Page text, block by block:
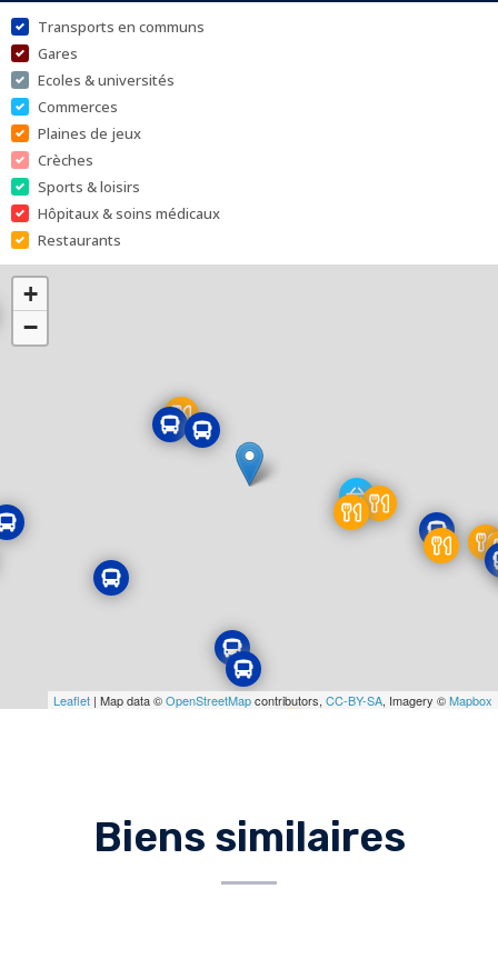
Transports en communs
Gares
Ecoles & universités
Commerces
Plaines de jeux
Crèches
Sports & loisirs
Hôpitaux & soins médicaux
Restaurants
+
−
Leaflet | Map data ©OpenStreetMapcontributors, CC-BY-SA, Imagery ©Mapbox
Biens similaires